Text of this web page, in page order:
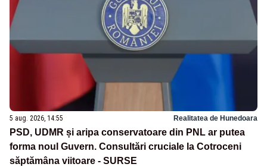
5 aug. 2026, 14:55 Realitatea de Hunedoara
PSD, UDMR și aripa conservatoare din PNL ar putea
forma noul Guvern. Consultări cruciale la Cotroceni
săptămâna viitoare - SURSE